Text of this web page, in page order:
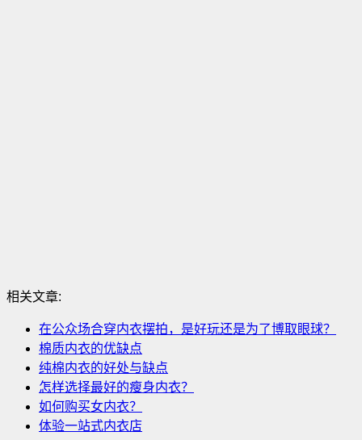
相关文章:
在公众场合穿内衣摆拍，是好玩还是为了博取眼球？
棉质内衣的优缺点
纯棉内衣的好处与缺点
怎样选择最好的瘦身内衣？
如何购买女内衣？
体验一站式内衣店